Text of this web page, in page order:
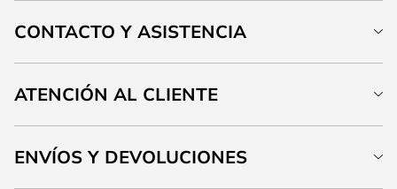
CONTACTO Y ASISTENCIA
ATENCIÓN AL CLIENTE
ENVÍOS Y DEVOLUCIONES